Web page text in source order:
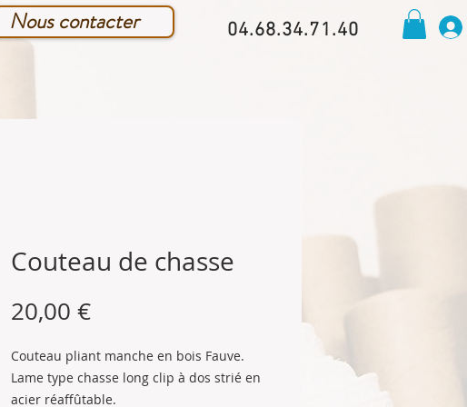
Nous contacter 04.68.34.71.40
Couteau de chasse
20,00 €Prix
Couteau pliant manche en bois Fauve.
Lame type chasse long clip à dos strié en
acier réaffûtable.